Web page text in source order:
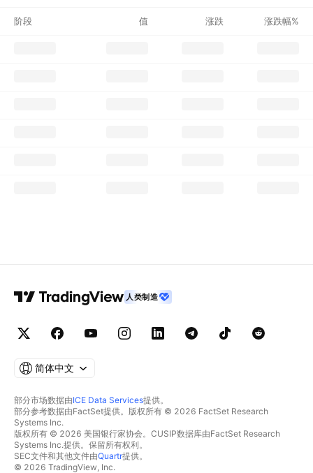
阶段 值 涨跌 涨跌幅%
人类制造
简体中文
部分市场数据由ICE Data Services提供。
部分参考数据由FactSet提供。版权所有 © 2026 FactSet Research
Systems Inc.
版权所有 © 2026 美国银行家协会。CUSIP数据库由FactSet Research
Systems Inc.提供。保留所有权利。
SEC文件和其他文件由Quartr提供。
© 2026 TradingView, Inc.